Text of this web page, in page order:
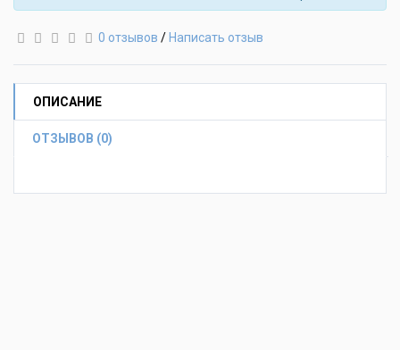
0 отзывов / Написать отзыв
ОПИСАНИЕ
ОТЗЫВОВ (0)